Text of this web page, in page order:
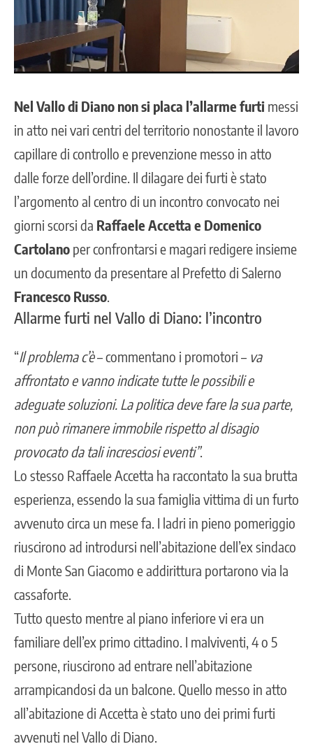
Nel Vallo di Diano non si placa l’allarme furti messi
in atto nei vari centri del territorio nonostante il lavoro
capillare di controllo e prevenzione messo in atto
dalle forze dell’ordine. Il dilagare dei furti è stato
l’argomento al centro di un incontro convocato nei
giorni scorsi da Raffaele Accetta e Domenico
Cartolano per confrontarsi e magari redigere insieme
un documento da presentare al Prefetto di Salerno
Francesco Russo.
Allarme furti nel Vallo di Diano: l’incontro
“Il problema c’è– commentano i promotori – va
affrontato e vanno indicate tutte le possibili e
adeguate soluzioni. La politica deve fare la sua parte,
non può rimanere immobile rispetto al disagio
provocato da tali incresciosi eventi”.
Lo stesso Raffaele Accetta ha raccontato la sua brutta
esperienza, essendo la sua famiglia vittima di un furto
avvenuto circa un mese fa. I ladri in pieno pomeriggio
riuscirono ad introdursi nell’abitazione dell’ex sindaco
di Monte San Giacomo e addirittura portarono via la
cassaforte.
Tutto questo mentre al piano inferiore vi era un
familiare dell’ex primo cittadino. I malviventi, 4 o 5
persone, riuscirono ad entrare nell’abitazione
arrampicandosi da un balcone. Quello messo in atto
all’abitazione di Accetta è stato uno dei primi furti
avvenuti nel Vallo di Diano.